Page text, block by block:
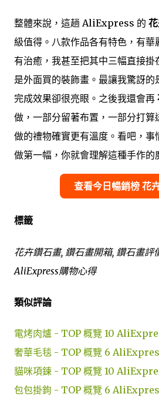
整體來說，這趟 AliExpress 的
級值得。八款作品各有特色，有華
有治癒，我甚至把其中三幅直接掛
是外面買的裝飾畫。最讓我驚訝的
完成效果卻很亮眼。之後我還會再
做，一部分留著布置，一部分打
做的禮物確實更有溫度。看吧，事
做第一幅，你就會理解這種手作的
查看今日暢銷榜 花
標籤
花卉鑽石畫, 鑽石畫開箱, 鑽石畫評
AliExpress購物心得
類似評論
電烤肉爐 - TOP 概覽 10
奢華毛毯 - TOP 概覽 6
貓咪項鍊 - TOP 概覽 10
包包掛鉤 - TOP 概覽 6